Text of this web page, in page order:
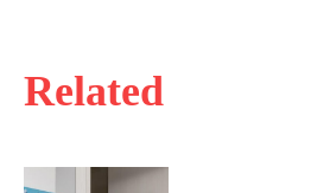
Related